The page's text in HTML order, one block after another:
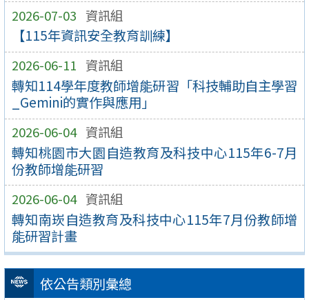
2026-07-03 資訊組
【115年資訊安全教育訓練】
2026-06-11 資訊組
轉知114學年度教師增能研習「科技輔助自主學習
_Gemini的實作與應用」
2026-06-04 資訊組
轉知桃園市大園自造教育及科技中心115年6-7月
份教師增能研習
2026-06-04 資訊組
轉知南崁自造教育及科技中心115年7月份教師增
能研習計畫
依公告類別彙總